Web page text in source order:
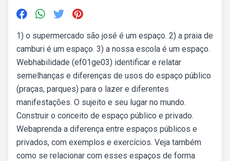
1) o supermercado são josé é um espaço. 2) a praia de
camburi é um espaço. 3) a nossa escola é um espaço.
Webhabilidade (ef01ge03) identificar e relatar
semelhanças e diferenças de usos do espaço público
(praças, parques) para o lazer e diferentes
manifestações. O sujeito e seu lugar no mundo.
Construir o conceito de espaço público e privado.
Webaprenda a diferença entre espaços públicos e
privados, com exemplos e exercícios. Veja também
como se relacionar com esses espaços de forma